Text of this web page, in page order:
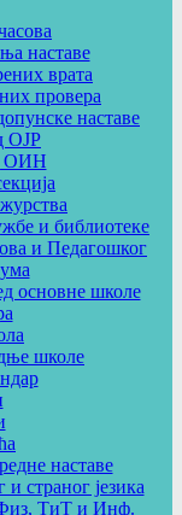
наставе
врата
провера
наставе
ОЈР
ОИН
и библиотеке
и Педагошког
основне школе
школе
наставе
страног језика
ТиТ и Инф.